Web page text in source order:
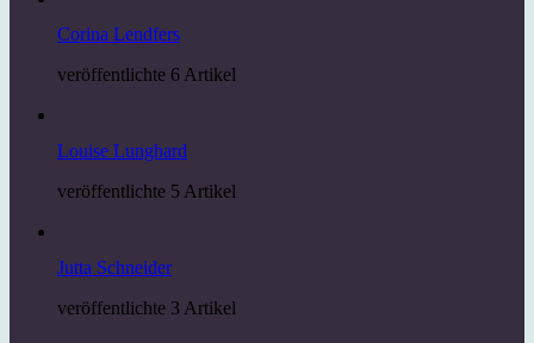
Corina Lendfers
veröffentlichte 6 Artikel
Louise Lunghard
veröffentlichte 5 Artikel
Jutta Schneider
veröffentlichte 3 Artikel